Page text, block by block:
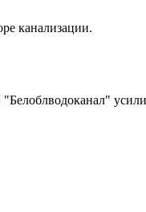
канализации.